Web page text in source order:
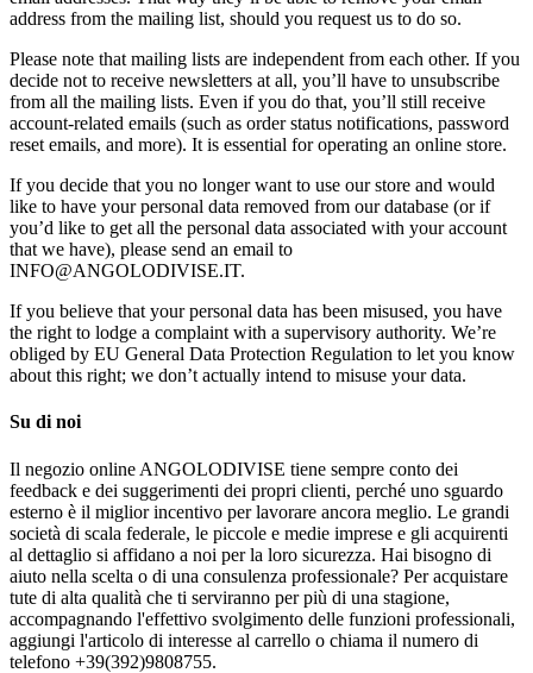
address from the mailing list, should you request us to do so.
Please note that mailing lists are independent from each other. If you
decide not to receive newsletters at all, you’ll have to unsubscribe
from all the mailing lists. Even if you do that, you’ll still receive
account-related emails (such as order status notifications, password
reset emails, and more). It is essential for operating an online store.
If you decide that you no longer want to use our store and would
like to have your personal data removed from our database (or if
you’d like to get all the personal data associated with your account
that we have), please send an email to
INFO@ANGOLODIVISE.IT.
If you believe that your personal data has been misused, you have
the right to lodge a complaint with a supervisory authority. We’re
obliged by EU General Data Protection Regulation to let you know
about this right; we don’t actually intend to misuse your data.
Su di noi
Il negozio online ANGOLODIVISE tiene sempre conto dei
feedback e dei suggerimenti dei propri clienti, perché uno sguardo
esterno è il miglior incentivo per lavorare ancora meglio. Le grandi
società di scala federale, le piccole e medie imprese e gli acquirenti
al dettaglio si affidano a noi per la loro sicurezza. Hai bisogno di
aiuto nella scelta o di una consulenza professionale? Per acquistare
tute di alta qualità che ti serviranno per più di una stagione,
accompagnando l'effettivo svolgimento delle funzioni professionali,
aggiungi l'articolo di interesse al carrello o chiama il numero di
telefono +39(392)9808755.